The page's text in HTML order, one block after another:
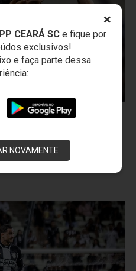
×
CEARÁ SCe fique por
exclusivos!
e faça parte dessa
NOVAMENTE
pela Nação Alvinegra,
2 a 0 e vence a 2ª